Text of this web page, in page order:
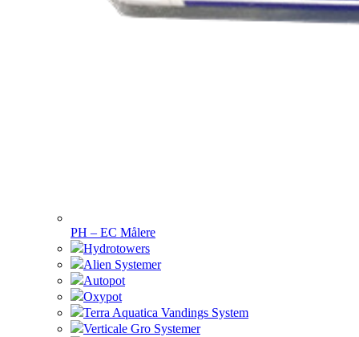
PH – EC Målere
Hydrotowers
Alien Systemer
Autopot
Oxypot
Terra Aquatica Vandings System
Verticale Gro Systemer